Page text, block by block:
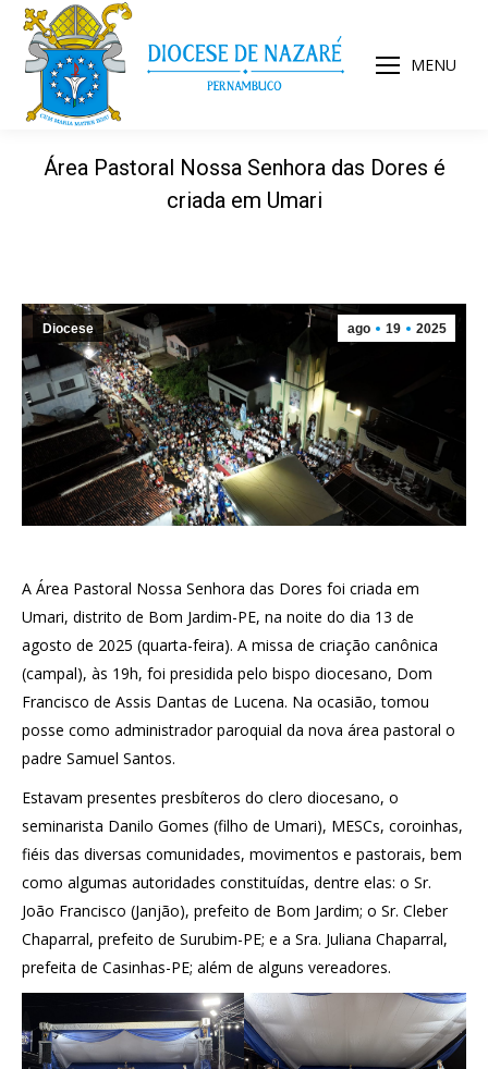
MENU
Área Pastoral Nossa Senhora das Dores é
criada em Umari
ago 19 2025
Diocese
A Área Pastoral Nossa Senhora das Dores foi criada em
Umari, distrito de Bom Jardim-PE, na noite do dia 13 de
agosto de 2025 (quarta-feira). A missa de criação canônica
(campal), às 19h, foi presidida pelo bispo diocesano, Dom
Francisco de Assis Dantas de Lucena. Na ocasião, tomou
posse como administrador paroquial da nova área pastoral o
padre Samuel Santos.
Estavam presentes presbíteros do clero diocesano, o
seminarista Danilo Gomes (filho de Umari), MESCs, coroinhas,
fiéis das diversas comunidades, movimentos e pastorais, bem
como algumas autoridades constituídas, dentre elas: o Sr.
João Francisco (Janjão), prefeito de Bom Jardim; o Sr. Cleber
Chaparral, prefeito de Surubim-PE; e a Sra. Juliana Chaparral,
prefeita de Casinhas-PE; além de alguns vereadores.